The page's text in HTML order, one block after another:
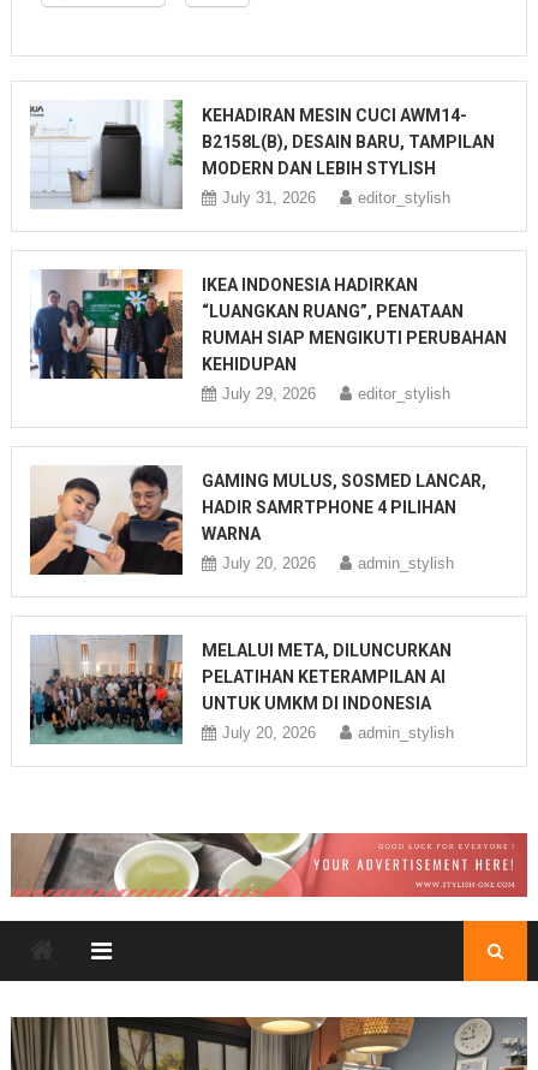
KEHADIRAN MESIN CUCI AWM14-
B2158L(B), DESAIN BARU, TAMPILAN
MODERN DAN LEBIH STYLISH
July 31, 2026 editor_stylish
IKEA INDONESIA HADIRKAN
“LUANGKAN RUANG”, PENATAAN
RUMAH SIAP MENGIKUTI PERUBAHAN
KEHIDUPAN
July 29, 2026 editor_stylish
GAMING MULUS, SOSMED LANCAR,
HADIR SAMRTPHONE 4 PILIHAN
WARNA
July 20, 2026 admin_stylish
MELALUI META, DILUNCURKAN
PELATIHAN KETERAMPILAN AI
UNTUK UMKM DI INDONESIA
July 20, 2026 admin_stylish